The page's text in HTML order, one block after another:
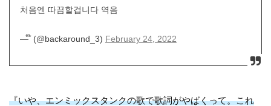
처음엔 따끔할겁니다 역음
— ໊ (@backaround_3) February 24, 2022
『いや、エンミックスタンクの歌で歌詞がやばくって。これ